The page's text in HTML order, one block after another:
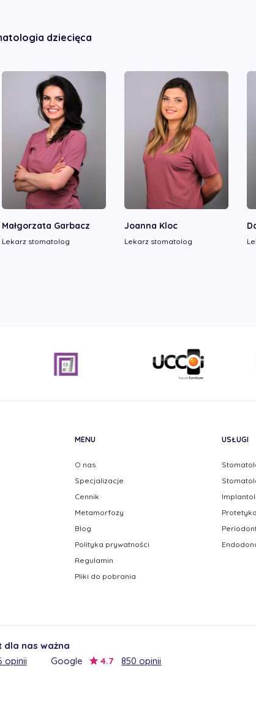
dziecięca
Małgorzata Garbacz
Lekarz stomatolog
Joanna Kloc
Lekarz stomatolog
MENU
O nas
Specjalizacje
Cennik
Metamorfozy
Blog
Polityka prywatności
Regulamin
Pliki do pobrania
USŁUGI
Protetyka
dla nas ważna
opinii Google 4.7 850 opinii